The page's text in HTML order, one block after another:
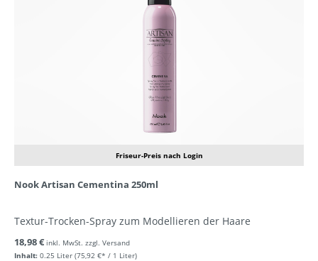
Friseur-Preis nach Login
Nook Artisan Cementina 250ml
Textur-Trocken-Spray zum Modellieren der Haare
Inhalt: 0.25 Liter (75,92 €* / 1 Liter)
18,98 € inkl. MwSt. zzgl. Versand